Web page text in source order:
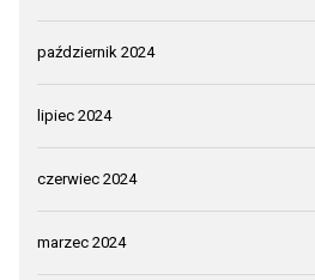
październik 2024
lipiec 2024
czerwiec 2024
marzec 2024